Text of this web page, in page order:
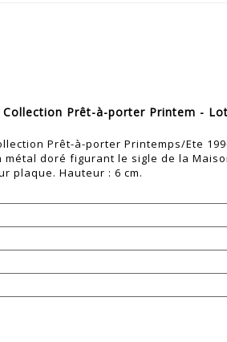
Collection Prêt-à-porter Printem -
Prêt-à-porter Printemps/Ete
doré figurant le sigle de la
plaque. Hauteur : 6 cm.